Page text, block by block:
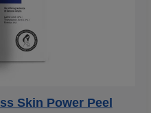
Skin Power Peel